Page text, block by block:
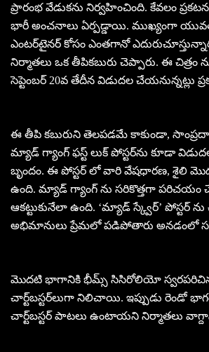
ప్రారంభ వేడుకను నిర్వహించింది. కేవలం
భారీ అంచనాలు ఏర్పడ్డాయి. ముఖ్యంగా
ఎంటర్‌టైనర్ కోసం ఎంతగానో
నిర్మాతలు ఒక తీపికబురు చెప్పారు. ఈ
సెప్టెంబర్ 20వ తేదీన విడుదల చేయనున్నట్లు
ఈ తీపి కబురుని తెలపడమే కాకుండా,
మ్యాడ్ గ్యాంగ్ ఫస్ట్ లుక్ పోస్టర్‌ను కూడా
బృందం. ఈ పోస్టర్ లో వారి వేషధారణ, శైలి
ఉంది. మ్యాడ్ గ్యాంగ్ ను సరికొత్తగా పరిచయం
ఆకట్టుకునేలా ఉంది. ‘మ్యాడ్ స్క్వేర్‌’ పోస్టర్
అభిమానులు ప్రేమలో పడిపోతారు అనడంలో
మొదటి భాగానికి భీమ్స్ సిసిరోలియో
చార్ట్‌బస్టర్‌లుగా నిలిచాయి. ఇప్పుడు రెండో
చార్ట్‌బస్టర్ పాటలు ఉంటాయని నిర్మాతలు